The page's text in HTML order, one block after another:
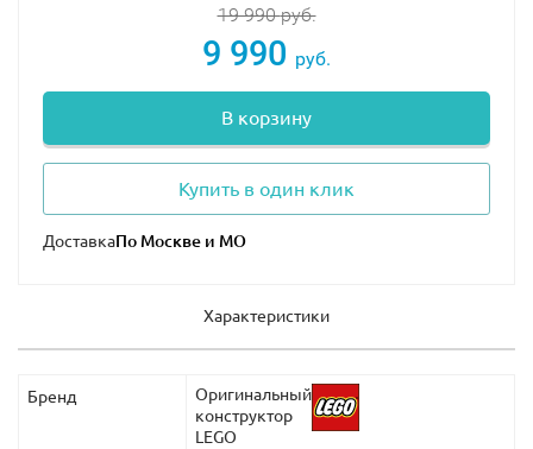
19 990руб.
9 990 руб.
В корзину
Купить в один клик
Доставка
Характеристики
Бренд
Оригинальный
конструктор
LEGO